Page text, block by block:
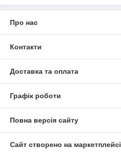
Про нас
Контакти
Доставка та оплата
Графік роботи
Повна версія сайту
Сайт створено на маркетплейсі